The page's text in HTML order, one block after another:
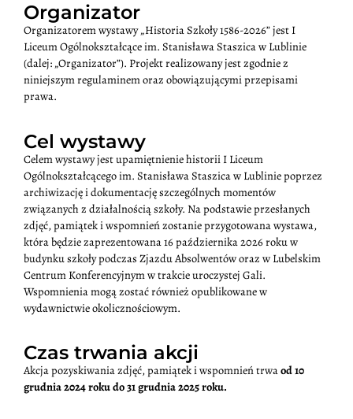
Organizator
Organizatorem wystawy „Historia Szkoły 1586-2026” jest I
Liceum Ogólnokształcące im. Stanisława Staszica w Lublinie
(dalej: „Organizator”). Projekt realizowany jest zgodnie z
niniejszym regulaminem oraz obowiązującymi przepisami
prawa.
Cel wystawy
Celem wystawy jest upamiętnienie historii I Liceum
Ogólnokształcącego im. Stanisława Staszica w Lublinie poprzez
archiwizację i dokumentację szczególnych momentów
związanych z działalnością szkoły. Na podstawie przesłanych
zdjęć, pamiątek i wspomnień zostanie przygotowana wystawa,
która będzie zaprezentowana 16 października 2026 roku w
budynku szkoły podczas Zjazdu Absolwentów oraz w Lubelskim
Centrum Konferencyjnym w trakcie uroczystej Gali.
Wspomnienia mogą zostać również opublikowane w
wydawnictwie okolicznościowym.
Czas trwania akcji
Akcja pozyskiwania zdjęć, pamiątek i wspomnień trwaod 10
grudnia 2024 roku do 31 grudnia 2025 roku.